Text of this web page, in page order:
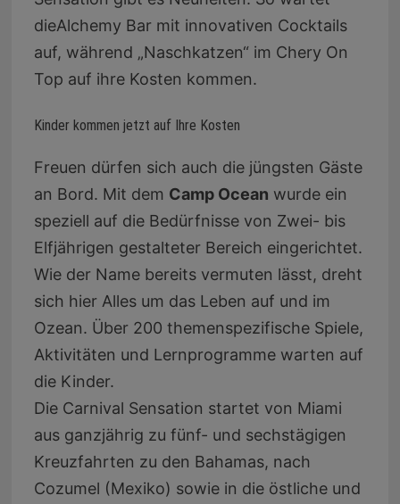
dieAlchemy Bar mit innovativen Cocktails
auf, während „Naschkatzen“ im Chery On
Top auf ihre Kosten kommen.
Kinder kommen jetzt auf Ihre Kosten
Freuen dürfen sich auch die jüngsten Gäste
an Bord. Mit dem Camp Ocean wurde ein
speziell auf die Bedürfnisse von Zwei- bis
Elfjährigen gestalteter Bereich eingerichtet.
Wie der Name bereits vermuten lässt, dreht
sich hier Alles um das Leben auf und im
Ozean. Über 200 themenspezifische Spiele,
Aktivitäten und Lernprogramme warten auf
die Kinder.
Die Carnival Sensation startet von Miami
aus ganzjährig zu fünf- und sechstägigen
Kreuzfahrten zu den Bahamas, nach
Cozumel (Mexiko) sowie in die östliche und